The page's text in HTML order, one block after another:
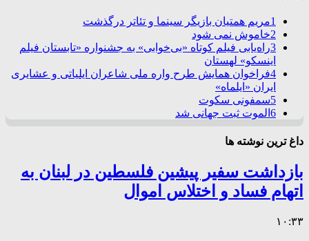
1مریم همتیان بازیگر سینما و تئاتر درگذشت
2خاموش نمی شود
3راه‌یابی فیلم کوتاه «بی‌خوابی» به جشنواره «تابستان فیلم
اینسکو» لهستان
4فراخوان همایش طرح واره ملی شاعران ایلیاتی و عشایری
ایران «ایلماه»
5سمفونی سکوت
6 الموت ثبت جهانی شد
داغ ترین نوشته ها
بازداشت سفیر پیشین فلسطین در لبنان به
اتهام فساد و اختلاس اموال
۱۰:۳۳